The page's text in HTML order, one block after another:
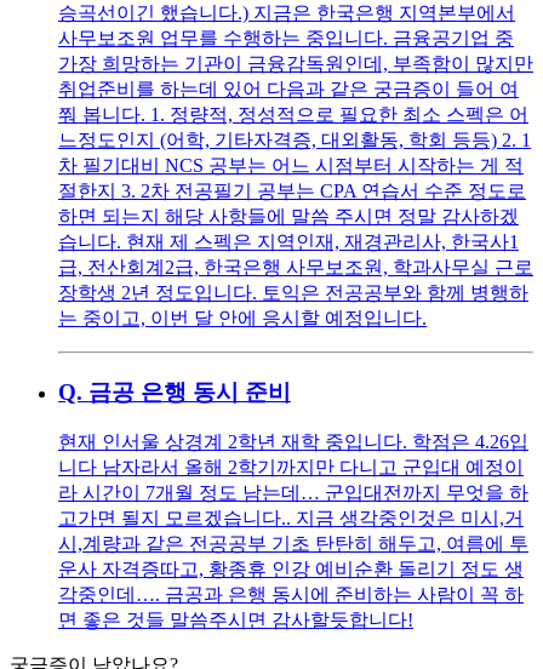
승곡선이긴 했습니다.) 지금은 한국은행 지역본부에서
사무보조원 업무를 수행하는 중입니다. 금융공기업 중
가장 희망하는 기관이 금융감독원인데, 부족함이 많지만
취업준비를 하는데 있어 다음과 같은 궁금증이 들어 여
쭤 봅니다. 1. 정량적, 정성적으로 필요한 최소 스펙은 어
느정도인지 (어학, 기타자격증, 대외활동, 학회 등등) 2. 1
차 필기대비 NCS 공부는 어느 시점부터 시작하는 게 적
절한지 3. 2차 전공필기 공부는 CPA 연습서 수준 정도로
하면 되는지 해당 사항들에 말씀 주시면 정말 감사하겠
습니다. 현재 제 스펙은 지역인재, 재경관리사, 한국사1
급, 전산회계2급, 한국은행 사무보조원, 학과사무실 근로
장학생 2년 정도입니다. 토익은 전공공부와 함께 병행하
는 중이고, 이번 달 안에 응시할 예정입니다.
Q. 금공 은행 동시 준비
현재 인서울 상경계 2학년 재학 중입니다. 학점은 4.26입
니다 남자라서 올해 2학기까지만 다니고 군입대 예정이
라 시간이 7개월 정도 남는데… 군입대전까지 무엇을 하
고가면 될지 모르겠습니다.. 지금 생각중인것은 미시,거
시,계량과 같은 전공공부 기초 탄탄히 해두고, 여름에 투
운사 자격증따고, 황종휴 인강 예비순환 돌리기 정도 생
각중인데…. 금공과 은행 동시에 준비하는 사람이 꼭 하
면 좋은 것들 말씀주시면 감사할듯합니다!